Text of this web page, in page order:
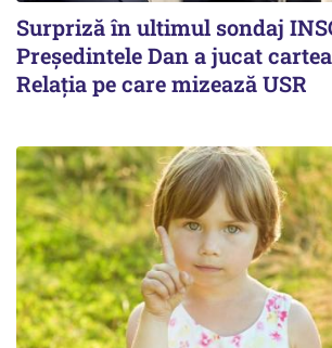
Surpriză în ultimul sondaj
Președintele Dan a jucat
Relația pe care mizează USR